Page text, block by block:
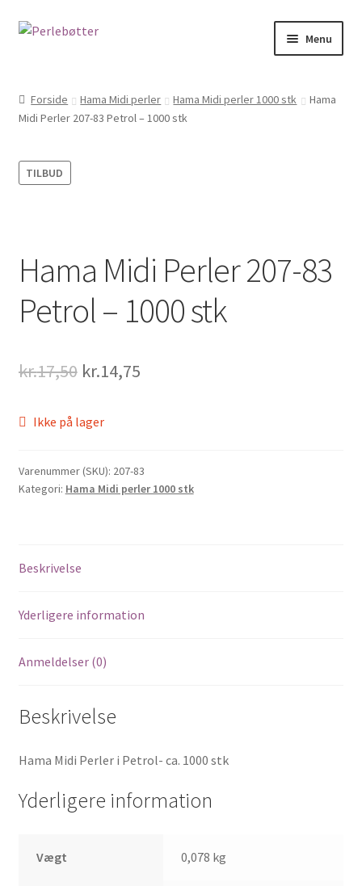
Spring
Spring
Menu
Kasse
Kontakt
Forside Hama Midi perler Hama Midi perler 1000 stk
Hama
Midi Perler 207-83 Petrol – 1000 stk
TILBUD
Hama Midi Perler 207-83
Petrol – 1000 stk
kr.17,50 Original
was:
kr.14,75Current
Ikke på lager
Varenummer (SKU): 207-83
Kategori: Hama Midi perler 1000 stk
Beskrivelse
Yderligere information
Anmeldelser (0)
Beskrivelse
Hama Midi Perler i Petrol- ca. 1000 stk
Yderligere information
Vægt 0,078 kg